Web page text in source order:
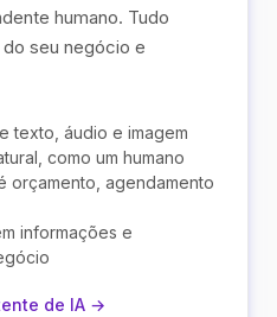
humano. Tudo
seu negócio e
texto, áudio e imagem
como um humano
orçamento, agendamento
informações e
de IA →